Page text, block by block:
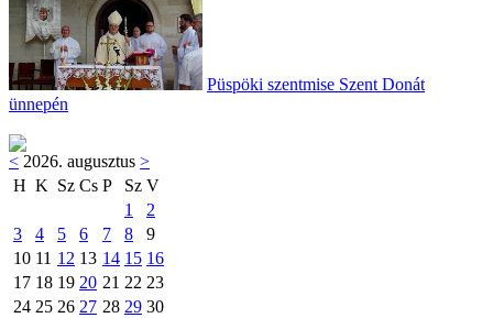
Püspöki szentmise Szent Donát
ünnepén
< 2026. augusztus >
H K Sz Cs P Sz V
1
2
3
4 5 6 7 8
9
10 11 12 13 14 15 16
17 18 19 20 21 22 23
24 25 26 27 28 29 30